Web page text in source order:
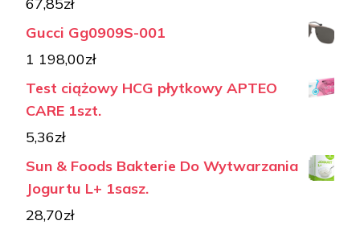
Gucci Gg0909S-001
1 198,00zł
Test ciążowy HCG płytkowy APTEO
CARE 1szt.
5,36zł
Sun & Foods Bakterie Do Wytwarzania
Jogurtu L+ 1sasz.
28,70zł